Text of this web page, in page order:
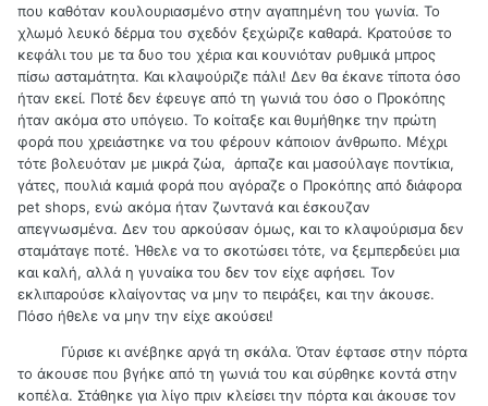
που καθόταν κουλουριασμένο στην αγαπημένη του γωνία. Το
χλωμό λευκό δέρμα του σχεδόν ξεχώριζε καθαρά. Κρατούσε το
κεφάλι του με τα δυο του χέρια και κουνιόταν ρυθμικά μπρος
πίσω ασταμάτητα. Και κλαψούριζε πάλι! Δεν θα έκανε τίποτα όσο
ήταν εκεί. Ποτέ δεν έφευγε από τη γωνιά του όσο ο Προκόπης
ήταν ακόμα στο υπόγειο. Το κοίταξε και θυμήθηκε την πρώτη
φορά που χρειάστηκε να του φέρουν κάποιον άνθρωπο. Μέχρι
τότε βολευόταν με μικρά ζώα, άρπαζε και μασούλαγε ποντίκια,
γάτες, πουλιά καμιά φορά που αγόραζε ο Προκόπης από διάφορα
pet shops, ενώ ακόμα ήταν ζωντανά και έσκουζαν
απεγνωσμένα. Δεν του αρκούσαν όμως, και το κλαψούρισμα δεν
σταμάταγε ποτέ. Ήθελε να το σκοτώσει τότε, να ξεμπερδεύει μια
και καλή, αλλά η γυναίκα του δεν τον είχε αφήσει. Τον
εκλιπαρούσε κλαίγοντας να μην το πειράξει, και την άκουσε.
Πόσο ήθελε να μην την είχε ακούσει!
Γύρισε κι ανέβηκε αργά τη σκάλα. Όταν έφτασε στην πόρτα
το άκουσε που βγήκε από τη γωνιά του και σύρθηκε κοντά στην
κοπέλα. Στάθηκε για λίγο πριν κλείσει την πόρτα και άκουσε τον